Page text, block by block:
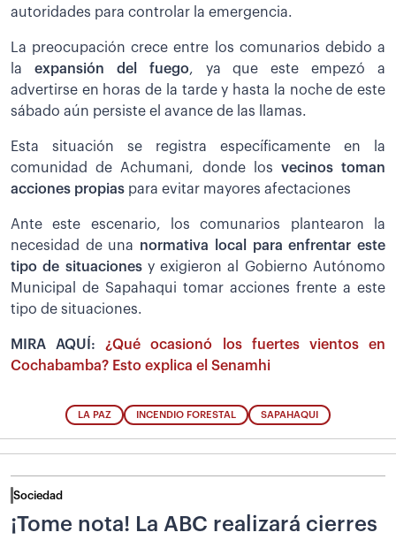
autoridades para controlar la emergencia.
La preocupación crece entre los comunarios debido a
la expansión del fuego, ya que este empezó a
advertirse en horas de la tarde y hasta la noche de este
sábado aún persiste el avance de las llamas.
Esta situación se registra específicamente en la
comunidad de Achumani, donde los vecinos toman
acciones propias para evitar mayores afectaciones
Ante este escenario, los comunarios plantearon la
necesidad de una normativa local para enfrentar este
tipo de situacionesy exigieron al Gobierno Autónomo
Municipal de Sapahaqui tomar acciones frente a este
tipo de situaciones.
MIRA AQUÍ:¿Qué ocasionó los fuertes vientos en
Cochabamba? Esto explica el Senamhi
LA PAZ INCENDIO FORESTAL SAPAHAQUI
Sociedad
¡Tome nota! La ABC realizará cierres